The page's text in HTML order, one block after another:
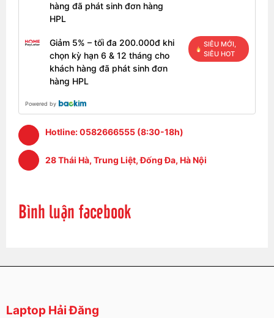
hàng đã phát sinh đơn hàng
HPL
Giảm 5% – tối đa 200.000đ khi
chọn kỳ hạn 6 & 12 tháng cho
khách hàng đã phát sinh đơn
hàng HPL
SIÊU MỚI,
SIÊU HOT
Powered by
Hotline:0582666555 (8:30-18h)
28 Thái Hà, Trung Liệt, Đống Đa, Hà Nội
Bình luận facebook
Laptop Hải Đăng